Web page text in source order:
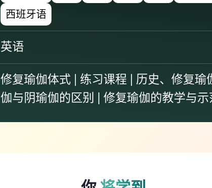
西班牙语
英语
修复瑜伽体式 | 练习课程 | 历史、修复瑜
伽与阴瑜伽的区别 | 修复瑜伽的教学与示